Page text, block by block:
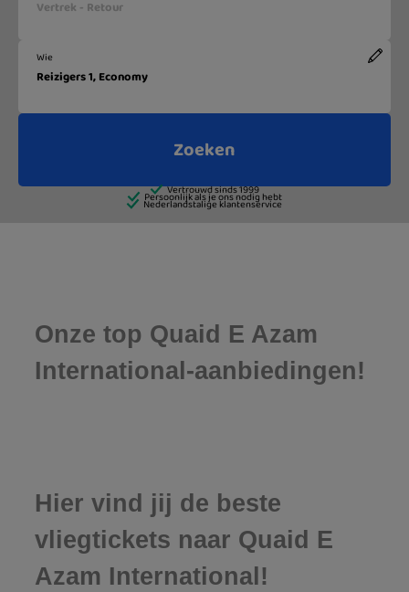
Onze top Quaid E Azam
International-aanbiedingen!
Hier vind jij de beste
vliegtickets naar Quaid E
Azam International!